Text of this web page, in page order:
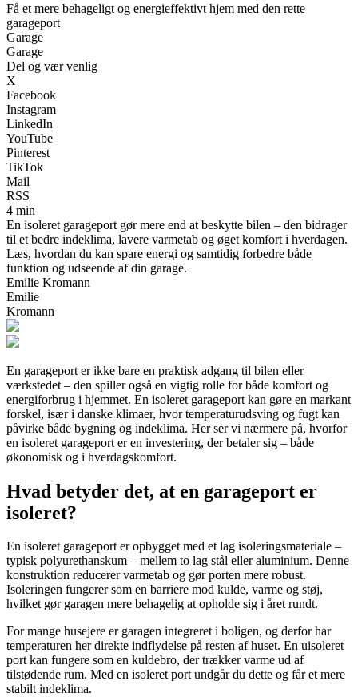
Få et mere behageligt og energieffektivt hjem med den rette
garageport
Garage
Garage
Del og vær venlig
X
Facebook
Instagram
LinkedIn
YouTube
Pinterest
TikTok
Mail
RSS
4 min
En isoleret garageport gør mere end at beskytte bilen – den bidrager
til et bedre indeklima, lavere varmetab og øget komfort i hverdagen.
Læs, hvordan du kan spare energi og samtidig forbedre både
funktion og udseende af din garage.
Emilie Kromann
Emilie
Kromann
En garageport er ikke bare en praktisk adgang til bilen eller
værkstedet – den spiller også en vigtig rolle for både komfort og
energiforbrug i hjemmet. En isoleret garageport kan gøre en markant
forskel, især i danske klimaer, hvor temperaturudsving og fugt kan
påvirke både bygning og indeklima. Her ser vi nærmere på, hvorfor
en isoleret garageport er en investering, der betaler sig – både
økonomisk og i hverdagskomfort.
Hvad betyder det, at en garageport er
isoleret?
En isoleret garageport er opbygget med et lag isoleringsmateriale –
typisk polyurethanskum – mellem to lag stål eller aluminium. Denne
konstruktion reducerer varmetab og gør porten mere robust.
Isoleringen fungerer som en barriere mod kulde, varme og støj,
hvilket gør garagen mere behagelig at opholde sig i året rundt.
For mange husejere er garagen integreret i boligen, og derfor har
temperaturen her direkte indflydelse på resten af huset. En uisoleret
port kan fungere som en kuldebro, der trækker varme ud af
tilstødende rum. Med en isoleret port undgår du dette og får et mere
stabilt indeklima.